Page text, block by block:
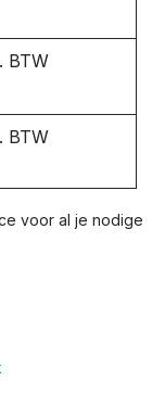
BTW
BTW
voor al je nodige